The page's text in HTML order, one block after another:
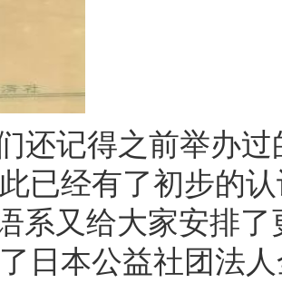
记得之前举办过
已经有了初步的
系又给大家安排
日本公益社团法